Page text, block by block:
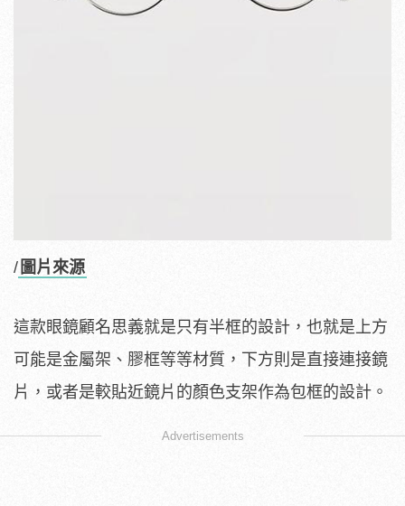
/ 圖片來源
這款眼鏡顧名思義就是只有半框的設計，也就是上方
可能是金屬架、膠框等等材質，下方則是直接連接鏡
片，或者是較貼近鏡片的顏色支架作為包框的設計。
Advertisements